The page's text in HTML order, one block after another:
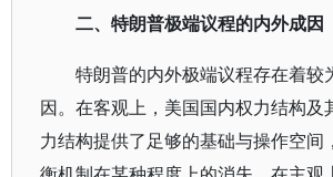
二、特朗普极端议程的内外成因
特朗普的内外极端议程存在着较
因。在客观上，美国国内权力结构及
力结构提供了足够的基础与操作空间